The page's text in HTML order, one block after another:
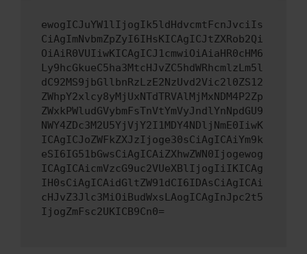
ewogICJuYW1lIjogIk5ldHdvcmtFcnJvciIs
CiAgImNvbmZpZyI6IHsKICAgICJtZXRob2Qi
OiAiR0VUIiwKICAgICJ1cmwiOiAiaHR0cHM6
Ly9hcGkueC5ha3MtcHJvZC5hdWRhcmlzLm5l
dC92MS9jbGllbnRzLzE2NzUvd2Vic2l0ZS12
ZWhpY2xlcy8yMjUxNTdTRVAlMjMxNDM4P2Zp
ZWxkPWludGVybmFsTnVtYmVyJndlYnNpdGU9
NWY4ZDc3M2U5YjVjY2I1MDY4NDljNmE0IiwK
ICAgICJoZWFkZXJzIjoge30sCiAgICAiYm9k
eSI6IG51bGwsCiAgICAiZXhwZWN0Ijogewog
ICAgICAicmVzcG9uc2VUeXBlIjogIiIKICAg
IH0sCiAgICAidGltZW91dCI6IDAsCiAgICAi
cHJvZ3Jlc3MiOiBudWxsLAogICAgInJpc2t5
IjogZmFsc2UKICB9Cn0=